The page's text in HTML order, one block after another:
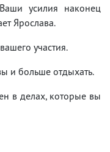
усилия наконец
Ярослава.
участия.
и больше отдыхать.
в делах, которые вы